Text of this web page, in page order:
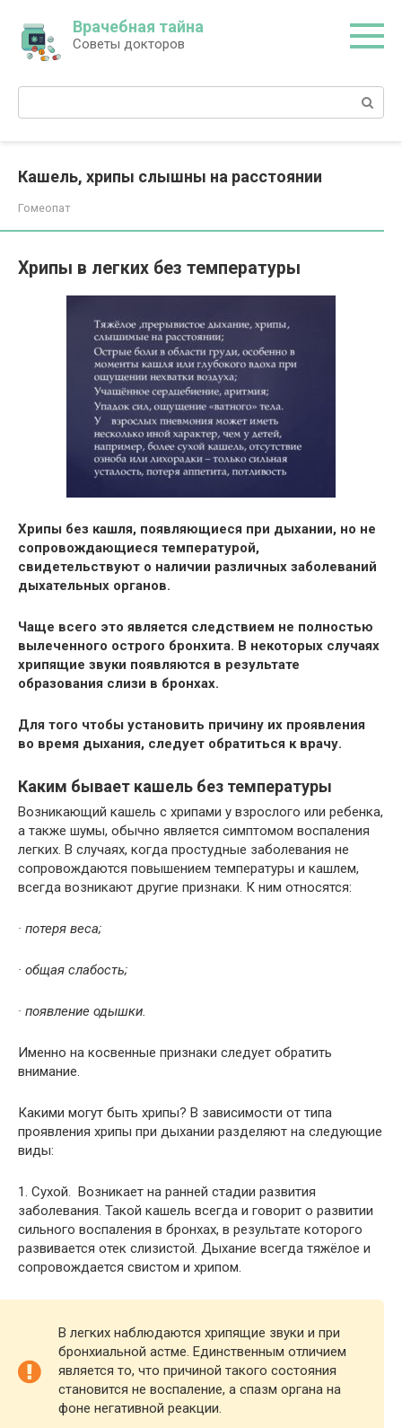
контенту
Врачебная тайна
Советы докторов
Поиск:
Кашель, хрипы слышны на расстоянии
Гомеопат
Хрипы в легких без температуры
Хрипы без кашля, появляющиеся при дыхании, но не
сопровождающиеся температурой,
свидетельствуют о наличии различных заболеваний
дыхательных органов.
Чаще всего это является следствием не полностью
вылеченного острого бронхита. В некоторых случаях
хрипящие звуки появляются в результате
образования слизи в бронхах.
Для того чтобы установить причину их проявления
во время дыхания, следует обратиться к врачу.
Каким бывает кашель без температуры
Возникающий кашель с хрипами у взрослого или ребенка,
а также шумы, обычно является симптомом воспаления
легких. В случаях, когда простудные заболевания не
сопровождаются повышением температуры и кашлем,
всегда возникают другие признаки. К ним относятся:
· потеря веса;
· общая слабость;
· появление одышки.
Именно на косвенные признаки следует обратить
внимание.
Какими могут быть хрипы? В зависимости от типа
проявления хрипы при дыхании разделяют на следующие
виды:
1. Сухой. Возникает на ранней стадии развития
заболевания. Такой кашель всегда и говорит о развитии
сильного воспаления в бронхах, в результате которого
развивается отек слизистой. Дыхание всегда тяжёлое и
сопровождается свистом и хрипом.
В легких наблюдаются хрипящие звуки и при
бронхиальной астме. Единственным отличием
является то, что причиной такого состояния
становится не воспаление, а спазм органа на
фоне негативной реакции.